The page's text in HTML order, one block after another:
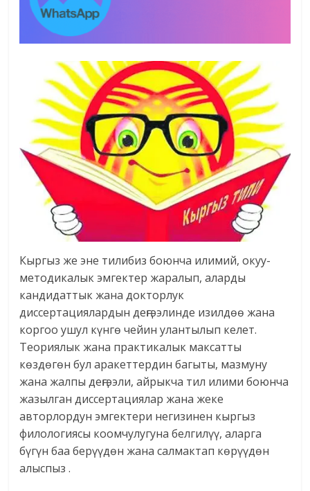
Кыргыз же эне тилибиз боюнча илимий, окуу-
методикалык эмгектер жаралып, аларды
кандидаттык жана докторлук
диссертациялардын деңгээлинде изилдөө жана
коргоо ушул күнгө чейин улантылып келет.
Теориялык жана практикалык максатты
көздөгөн бул аракеттердин багыты, мазмуну
жана жалпы деңгээли, айрыкча тил илими боюнча
жазылган диссертациялар жана жеке
авторлордун эмгектери негизинен кыргыз
филологиясы коомчулугуна белгилүү, аларга
бүгүн баа берүүдөн жана салмактап көрүүдөн
алыспыз .